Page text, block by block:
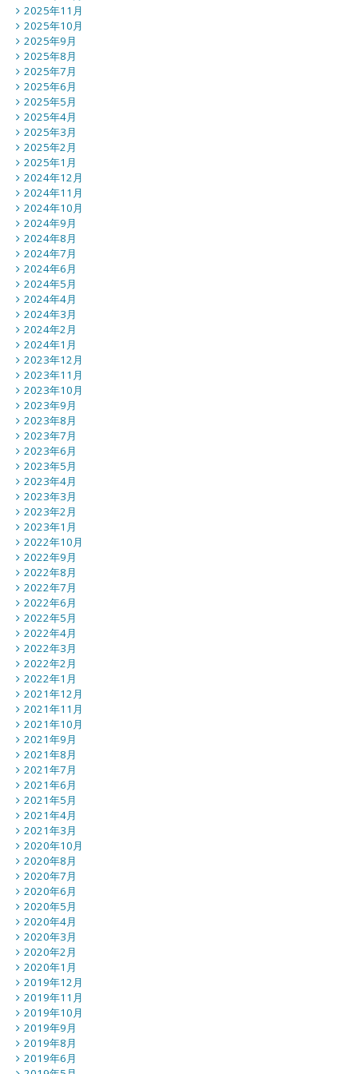
2025年11月
2025年10月
2025年9月
2025年8月
2025年7月
2025年6月
2025年5月
2025年4月
2025年3月
2025年2月
2025年1月
2024年12月
2024年11月
2024年10月
2024年9月
2024年8月
2024年7月
2024年6月
2024年5月
2024年4月
2024年3月
2024年2月
2024年1月
2023年12月
2023年11月
2023年10月
2023年9月
2023年8月
2023年7月
2023年6月
2023年5月
2023年4月
2023年3月
2023年2月
2023年1月
2022年10月
2022年9月
2022年8月
2022年7月
2022年6月
2022年5月
2022年4月
2022年3月
2022年2月
2022年1月
2021年12月
2021年11月
2021年10月
2021年9月
2021年8月
2021年7月
2021年6月
2021年5月
2021年4月
2021年3月
2020年10月
2020年8月
2020年7月
2020年6月
2020年5月
2020年4月
2020年3月
2020年2月
2020年1月
2019年12月
2019年11月
2019年10月
2019年9月
2019年8月
2019年6月